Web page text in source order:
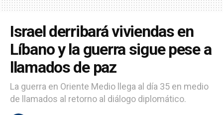
Israel derribará viviendas en
Líbano y la guerra sigue pese a
llamados de paz
La guerra en Oriente Medio llega al día 35 en medio
de llamados al retorno al diálogo diplomático.